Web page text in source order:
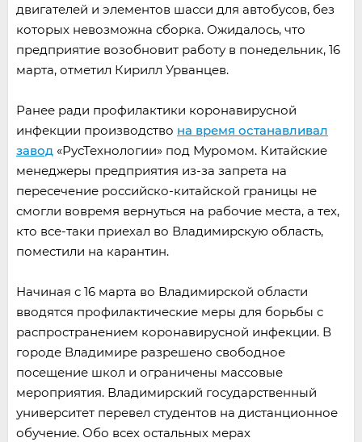
двигателей и элементов шасси для автобусов, без
которых невозможна сборка. Ожидалось, что
предприятие возобновит работу в понедельник, 16
марта, отметил Кирилл Урванцев.
Ранее ради профилактики коронавирусной
инфекции производство на время останавливал
завод «РусТехнологии» под Муромом. Китайские
менеджеры предприятия из-за запрета на
пересечение российско-китайской границы не
смогли вовремя вернуться на рабочие места, а тех,
кто все-таки приехал во Владимирскую область,
поместили на карантин.
Начиная с 16 марта во Владимирской области
вводятся профилактические меры для борьбы с
распространением коронавирусной инфекции. В
городе Владимире разрешено свободное
посещение школ и ограничены массовые
мероприятия. Владимирский государственный
университет перевел студентов на дистанционное
обучение. Обо всех остальных мерах